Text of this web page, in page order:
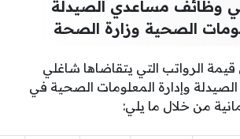
وظائف مساعدي الصيدلة
الصحية وزارة الصحة
قيمة الرواتب التي يتقاضاها شاغلي
وإدارة المعلومات الصحية في
من خلال ما يلي: